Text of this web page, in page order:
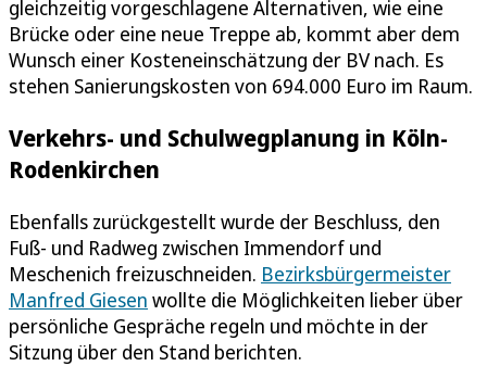
gleichzeitig vorgeschlagene Alternativen, wie eine
Brücke oder eine neue Treppe ab, kommt aber dem
Wunsch einer Kosteneinschätzung der BV nach. Es
stehen Sanierungskosten von 694.000 Euro im Raum.
Verkehrs- und Schulwegplanung in Köln-
Rodenkirchen
Ebenfalls zurückgestellt wurde der Beschluss, den
Fuß- und Radweg zwischen Immendorf und
Meschenich freizuschneiden. Bezirksbürgermeister
Manfred Giesen wollte die Möglichkeiten lieber über
persönliche Gespräche regeln und möchte in der
Sitzung über den Stand berichten.